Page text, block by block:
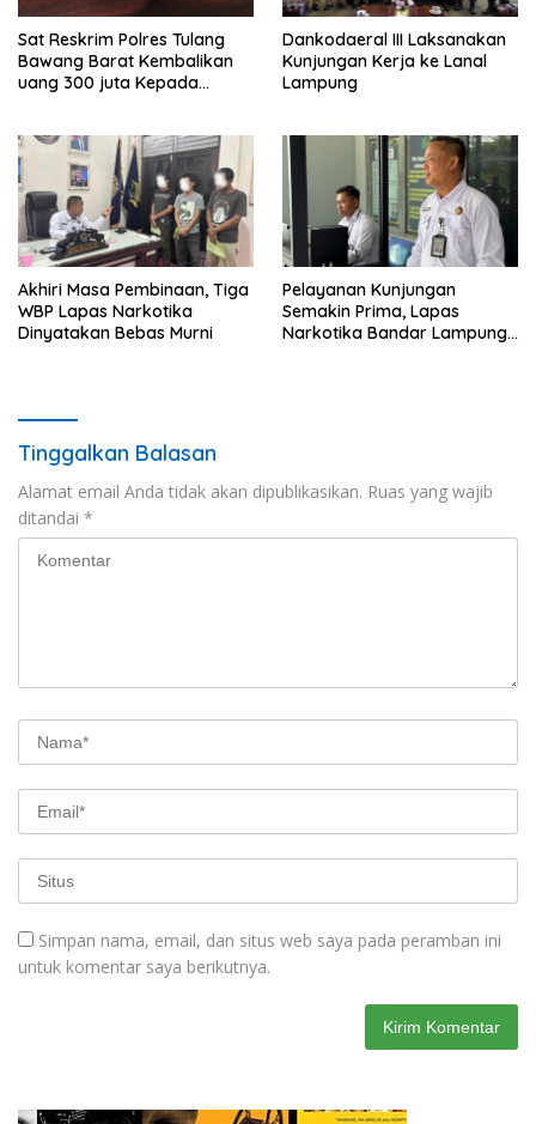
Sat Reskrim Polres Tulang
Bawang Barat Kembalikan
uang 300 juta Kepada
Dankodaeral III Laksanakan
Kunjungan Kerja ke Lanal
Lampung
Akhiri Masa Pembinaan, Tiga
WBP Lapas Narkotika
Dinyatakan Bebas Murni
Pelayanan Kunjungan
Semakin Prima, Lapas
Narkotika Bandar Lampung
Tinggalkan Balasan
Alamat email Anda tidak akan dipublikasikan. Ruas yang wajib
ditandai *
Simpan nama, email, dan situs web saya pada peramban ini
untuk komentar saya berikutnya.